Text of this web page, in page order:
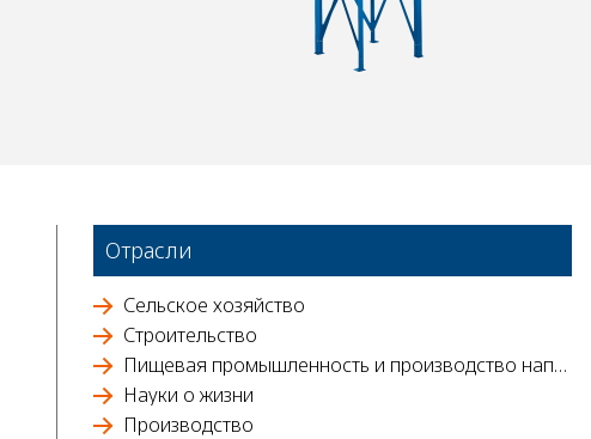
Отрасли
Сельское хозяйство
Строительство
Пищевая промышленность и производство напитков
Науки о жизни
Производство